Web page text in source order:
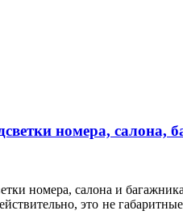
номера, салона,
номера, салона и
это не